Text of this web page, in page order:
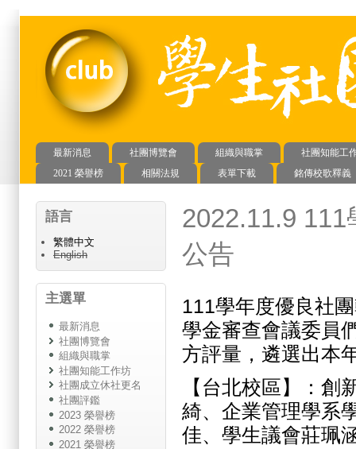
主選單
最新消息 社團博覽會 組織與職掌
社團知能工
2021 榮譽榜
相關法規 表單下載 銘傳校歌釋義
2022.11.9
公告
111學年度優良社
學金審查會議委員
方評量，遴選出本
【台北校區】：
綺、企業管理學系
佳、學生議會莊珮
語言
繁體中文
English
主選單
最新消息
社團博覽會
組織與職掌
社團知能工作坊
社團成立休社更名
社團評鑑
2023 榮譽榜
2022 榮譽榜
2021 榮譽榜